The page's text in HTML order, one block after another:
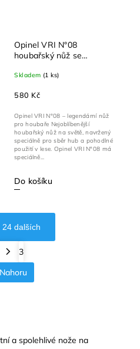
Opinel VRI N°08
houbařský nůž se
Skladem (1 ks)
580 Kč
Do košíku
Opinel VRI N°08 – legendární nůž
pro houbaře Nejoblíbenější
houbařský nůž na světě, navržený
speciálně pro sběr hub a pohodlné
použití v lese. Opinel VRI N°08 má
speciálně...
24 dalších
3
Nahoru
a spolehlivé nože na